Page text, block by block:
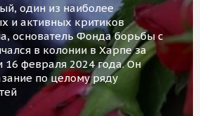
один из наиболее
и активных критиков
основатель Фонда борьбы с
в колонии в Харпе за
февраля 2024 года. Он
по целому ряду